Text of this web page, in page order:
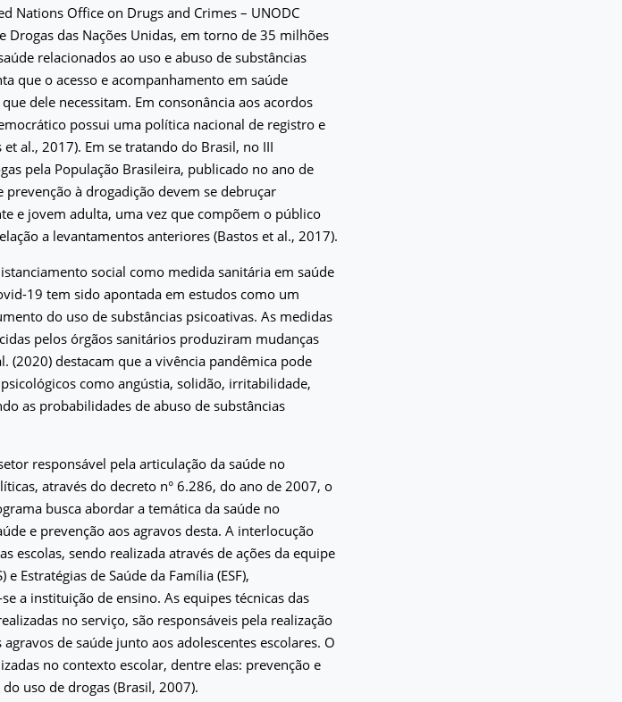
Nations Office on Drugs and Crimes – UNODC
das Nações Unidas, em torno de 35 milhões
relacionados ao uso e abuso de substâncias
que o acesso e acompanhamento em saúde
dele necessitam. Em consonância aos acordos
possui uma política nacional de registro e
al., 2017). Em se tratando do Brasil, no III
pela População Brasileira, publicado no ano de
à drogadição devem se debruçar
e jovem adulta, uma vez que compõem o público
a levantamentos anteriores (Bastos et al., 2017).
social como medida sanitária em saúde
19 tem sido apontada em estudos como um
do uso de substâncias psicoativas. As medidas
pelos órgãos sanitários produziram mudanças
(2020) destacam que a vivência pandêmica pode
como angústia, solidão, irritabilidade,
as probabilidades de abuso de substâncias
responsável pela articulação da saúde no
através do decreto n° 6.286, do ano de 2007, o
busca abordar a temática da saúde no
e prevenção aos agravos desta. A interlocução
escolas, sendo realizada através de ações da equipe
Estratégias de Saúde da Família (ESF),
a instituição de ensino. As equipes técnicas das
no serviço, são responsáveis pela realização
de saúde junto aos adolescentes escolares. O
no contexto escolar, dentre elas: prevenção e
uso de drogas (Brasil, 2007).